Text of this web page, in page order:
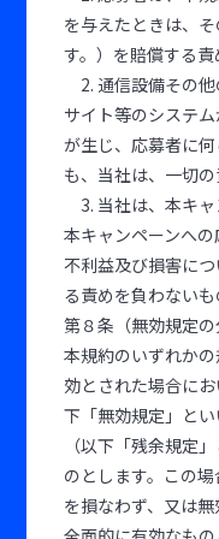
を与えたときは、
す。）を賠償する責
2. 通信設備その
サイト等のシステ
が生じ、応募者に
も、当社は、一切の
3. 当社は、本キ
本キャンペーンへ
不利益及び損害に
る責めを負わないも
第８条（無効規定の
本規約のいずれか
効とされた場合に
下「無効規定」と
（以下「残余規定
のとします。この
を損なわず、又は無